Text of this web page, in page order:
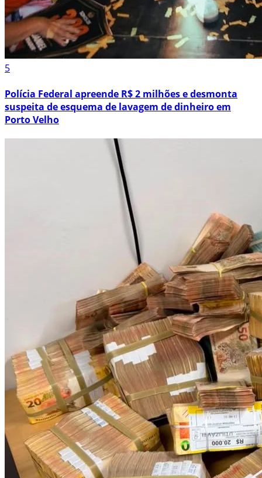
5
Polícia Federal apreende R$ 2 milhões e desmonta
suspeita de esquema de lavagem de dinheiro em
Porto Velho